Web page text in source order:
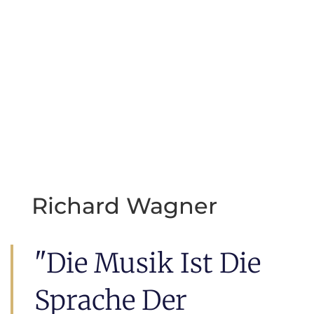
Richard Wagner
"Die Musik Ist Die
Sprache Der